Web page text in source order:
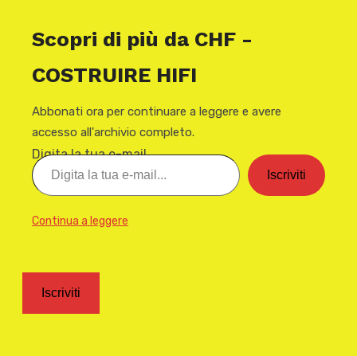
Scopri di più da CHF -
COSTRUIRE HIFI
Abbonati ora per continuare a leggere e avere
accesso all'archivio completo.
Digita la tua e-mail...
Iscriviti
Continua a leggere
Iscriviti